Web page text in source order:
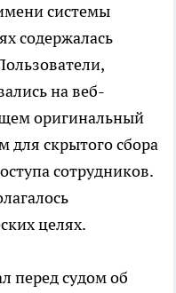
системы
содержалась
на веб-
оригинальный
для скрытого сбора
сотрудников.
целях.
перед судом об